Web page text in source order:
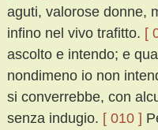
aguti, valorose donne,
infino nel vivo trafitto. [
ascolto e intendo; e
nondimeno io non
si converrebbe, con
senza indugio. [ 010 ]